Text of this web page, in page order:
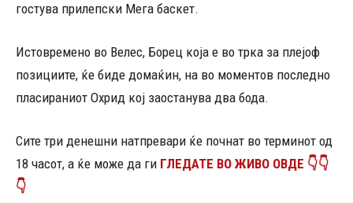
гостува прилепски Мега баскет.
Истовремено во Велес, Борец која е во трка за плејоф
позициите, ќе биде домаќин, на во моментов последно
пласираниот Охрид кој заостанува два бода.
Сите три денешни натпревари ќе почнат во терминот од
18 часот, а ќе може да ги ГЛЕДАТЕ ВО ЖИВО ОВДЕ 👇👇
👇